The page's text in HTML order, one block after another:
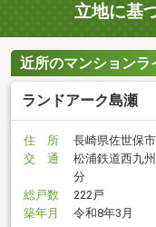
立地に基
近所のマンションラ
ランドアーク島瀬
住 所
長崎県佐世保
交 通
松浦鉄道西九
分
総戸数
222戸
築年月
令和8年3月